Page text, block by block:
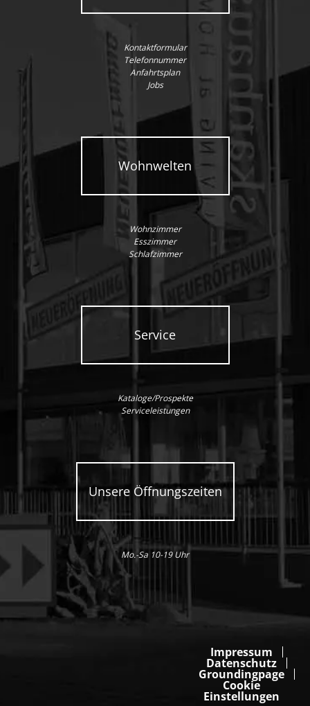
Kontaktformular
Telefonnummer
Anfahrtsplan
Jobs
Wohnwelten
Wohnzimmer
Esszimmer
Schlafzimmer
Service
Kataloge/Prospekte
Serviceleistungen
Unsere Öffnungszeiten
Mo.-Sa 10-19 Uhr
Impressum
Datenschutz
Groundingpage
Cookie
Einstellungen